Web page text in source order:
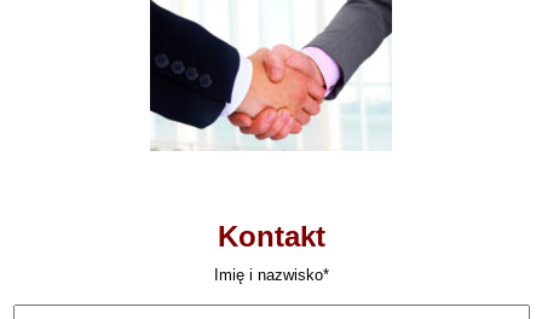
Kontakt
Imię i nazwisko*